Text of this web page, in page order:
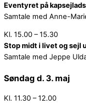
Eventyret på
Samtale med Anne-
Kl. 15.00 – 15.30
Stop midt i livet og sejl
Samtale med Jeppe
Søndag d. 3. maj
Kl. 11.30 – 12.00